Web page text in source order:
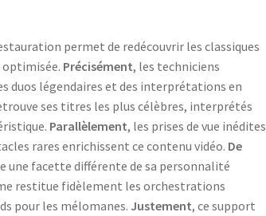
permet de redécouvrir les classiques
optimisée. Précisément, les techniciens
duos légendaires et des interprétations en
ses titres les plus célèbres, interprétés
Parallèlement, les prises de vue inédites
rares enrichissent ce contenu vidéo. De
une facette différente de sa personnalité
restitue fidèlement les orchestrations
pour les mélomanes. Justement, ce support